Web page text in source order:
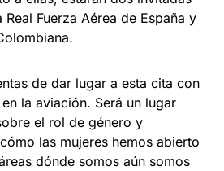
Fuerza Aérea de España y
de dar lugar a esta cita con
la aviación. Será un lugar
el rol de género y
las mujeres hemos abierto
dónde somos aún somos